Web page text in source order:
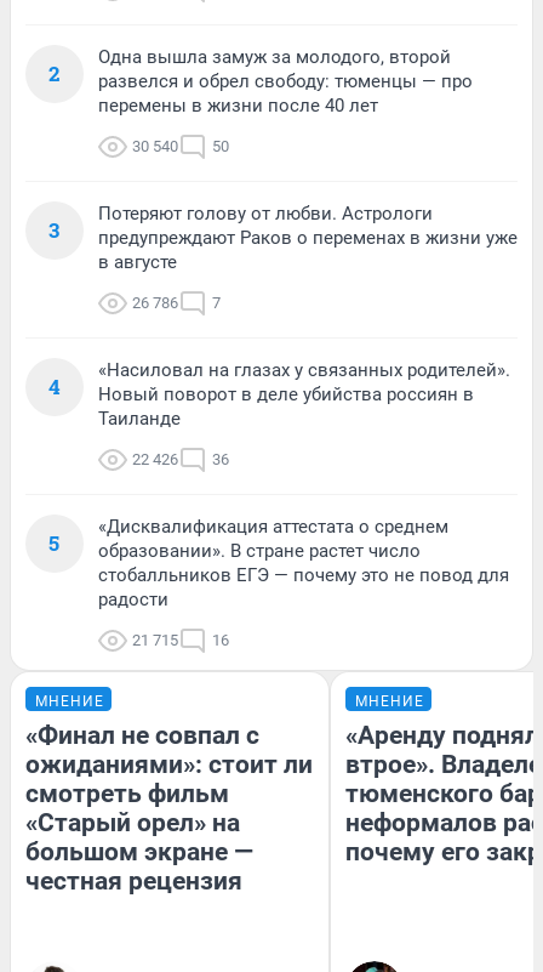
2
Одна вышла замуж за молодого, второй
развелся и обрел свободу: тюменцы — про
перемены в жизни после 40 лет
30 540 50
3
Потеряют голову от любви. Астрологи
предупреждают Раков о переменах в жизни уже
в августе
26 786 7
4
«Насиловал на глазах у связанных родителей».
Новый поворот в деле убийства россиян в
Таиланде
22 426 36
5
«Дисквалификация аттестата о среднем
образовании». В стране растет число
стобалльников ЕГЭ — почему это не повод для
радости
21 715 16
МНЕНИЕ
«Финал не совпал с
ожиданиями»: стоит ли
смотреть фильм
«Старый орел» на
большом экране —
честная рецензия
МНЕНИЕ
«Аренду
втрое».
тюменского
неформалов
почему его